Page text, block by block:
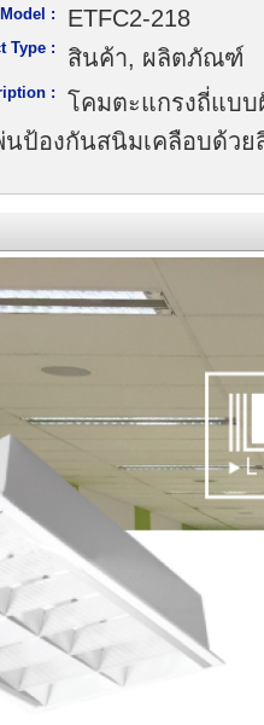
Model : ETFC2-218
Type : สินค้า, ผลิตภัณฑ์
:
โคมตะแกรงถี่แบบ
ป้องกันสนิมเคลือบด้ว